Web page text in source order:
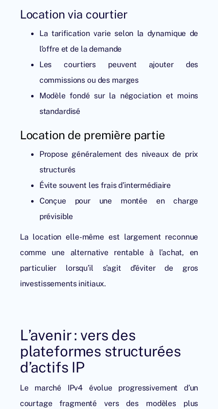
Location via courtier
La tarification varie selon la dynamique de
l’offre et de la demande
Les courtiers peuvent ajouter des
commissions ou des marges
Modèle fondé sur la négociation et moins
standardisé
Location de première partie
Propose généralement des niveaux de prix
structurés
Évite souvent les frais d’intermédiaire
Conçue pour une montée en charge
prévisible
La location elle-même est largement reconnue
comme une alternative rentable à l’achat, en
particulier lorsqu’il s’agit d’éviter de gros
investissements initiaux.
L’avenir : vers des
plateformes structurées
d’actifs IP
Le marché IPv4 évolue progressivement d’un
courtage fragmenté vers des modèles plus